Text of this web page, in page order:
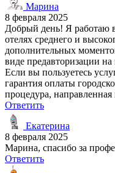
Марина
8 февраля 2025
Добрый день! Я работаю в
отелях среднего и
дополнительных
виде предавторизации
Если вы пользуетесь
гарантия оплаты
процедура,
Ответить
Екатерина
8 февраля 2025
Марина, спасибо за
Ответить